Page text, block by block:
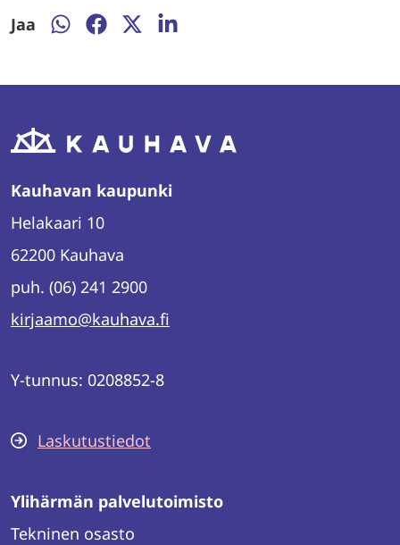
Jaa
Jaa
Jaa
Jaa
Jaa
Kauhavan kaupunki
Helakaari 10
62200 Kauhava
puh. (06) 241 2900
kirjaamo@kauhava.fi
Y-tunnus: 0208852-8
Laskutustiedot
Ylihärmän palvelutoimisto
Tekninen osasto